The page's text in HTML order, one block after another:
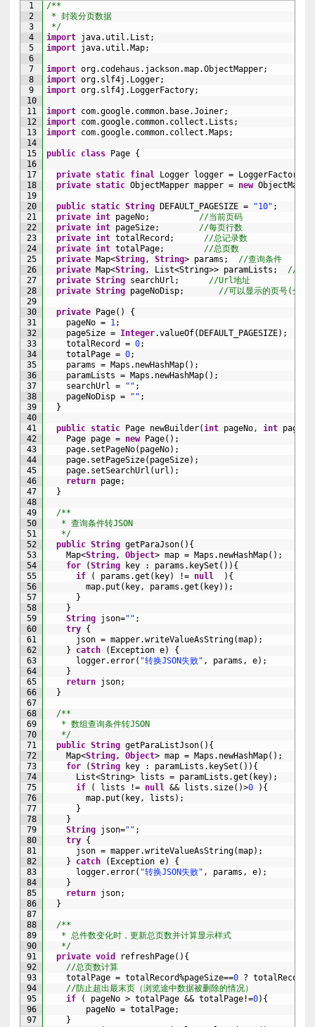
1
2
3
4
5
6
7
8
9
10
11
12
13
14
15
16
17
18
19
20
21
22
23
24
25
26
27
28
29
30
31
32
33
34
35
36
37
38
39
40
41
42
43
44
45
46
47
48
49
50
51
52
53
54
55
56
57
58
59
60
61
62
63
64
65
66
67
68
69
70
71
72
73
74
75
76
77
78
79
80
81
82
83
84
85
86
87
88
89
90
91
92
93
94
95
96
97
/**
* 封装分页数据
*/
import java. util . List ;
import java. util . Map;
import org. codehaus . jackson.map.ObjectMapper;
import org. slf4j . Logger;
import org. slf4j . LoggerFactory;
import com.google. common. base.Joiner;
import com.google. common. collect . Lists ;
import com.google. common. collect . Maps ;
public class Page {
private static final Logger logger = LoggerFactory
private static ObjectMapper mapper = new
public static String DEFAULT_PAGESIZE = "10" ;
private int pageNo;
//当前页码
private int pageSize;
//每页行数
private int totalRecord ;
//总记录数
private int totalPage;
//总页数
private Map<String, String> params ;
//查询条件
private Map<String, List<String>> paramLists ;
//数组
private String searchUrl ;
//Url地址
private String pageNoDisp; //可以显示的页号(分隔
private Page( )
{
pageNo = 1;
pageSize = Integer.valueOf( DEFAULT_PAGESIZE) ;
totalRecord
= 0;
totalPage = 0;
params = Maps . newHashMap( ) ;
paramLists = Maps . newHashMap( ) ;
searchUrl = "" ;
pageNoDisp = "" ;
}
public static Page newBuilder(int pageNo, int
Page page = new Page( ) ;
page. setPageNo( pageNo) ;
page. setPageSize( pageSize) ;
page. setSearchUrl ( url ) ;
return page;
}
/**
* 查询条件转JSON
*/
public String getParaJson( ) {
Map<String, Object> map = Maps . newHashMap( ) ;
for
(String key : params . keySet ( ) ) {
if
( params .get ( key) != null ) {
map. put ( key, params .get ( key) ) ;
}
}
String json="" ;
try {
json = mapper.writeValueAsString(map) ;
}
catch ( Exception e)
{
logger.error( "转换JSON失败" , params , e) ;
}
return json;
}
/**
* 数组查询条件转JSON
*/
public String getParaListJson( ) {
Map<String, Object> map = Maps . newHashMap( ) ;
for
(String key : paramLists . keySet ( ) ) {
List<String> lists = paramLists .get ( key) ;
if
( lists != null && lists . size( )>0 ) {
map. put ( key, lists ) ;
}
}
String json="" ;
try {
json = mapper.writeValueAsString(map) ;
}
catch ( Exception e)
{
logger.error( "转换JSON失败" , params , e) ;
}
return json;
}
/**
* 总件数变化时，更新总页数并计算显示样式
*/
private void refreshPage( ) {
//总页数计算
totalPage = totalRecord%pageSize==0 ? totalRecord
//防止超出最末页（浏览途中数据被删除的情况）
if
( pageNo > totalPage && totalPage !=0) {
pageNo = totalPage;
}